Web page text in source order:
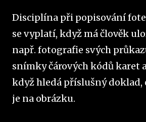
Disciplína při popisování
se vyplatí, když má člověk
např. fotografie svých
snímky čárových kódů karet
když hledá příslušný doklad,
je na obrázku.